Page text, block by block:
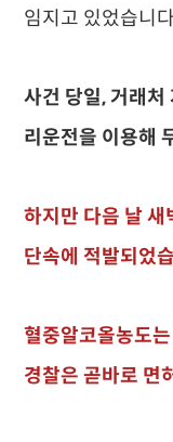
임지고 있었습니
사건 당일, 거래처
리운전을 이용해
하지만 다음 날 새
단속에 적발되었
혈중알코올농도
경찰은 곧바로 면